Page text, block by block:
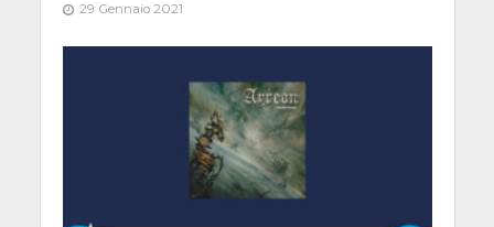
29 Gennaio 2021